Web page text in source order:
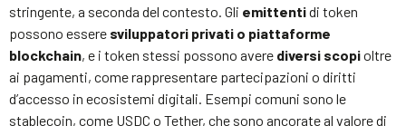
stringente, a seconda del contesto. Gli emittentidi token
possono essere sviluppatori privati o piattaforme
blockchain, e i token stessi possono avere diversi scopioltre
ai pagamenti, come rappresentare partecipazioni o diritti
d’accesso in ecosistemi digitali. Esempi comuni sono le
stablecoin, come USDC o Tether, che sono ancorate al valore di